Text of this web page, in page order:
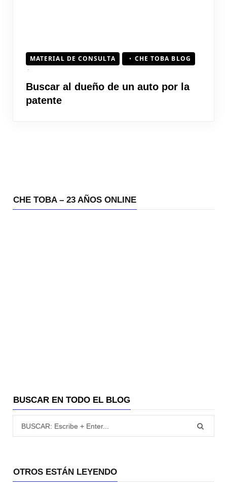
MATERIAL DE CONSULTA CHE TOBA BLOG
Buscar al dueño de un auto por la
patente
CHE TOBA – 23 AÑOS ONLINE
BUSCAR EN TODO EL BLOG
OTROS ESTÁN LEYENDO